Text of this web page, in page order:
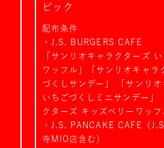
ピック
配布条件
・J.S. BURGERS CAFE
「サンリオキャラクターズ
ワッフル」「サンリオキャラ
づくしサンデー」 「サンリ
いちごづくしミニサンデー」
クターズ キッズベリーワッフ
・J.S. PANCAKE CAFE（
寺MIO店含む）